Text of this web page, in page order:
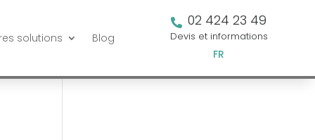
solutions Blog
 02 424 23 49
Devis et informations
FR